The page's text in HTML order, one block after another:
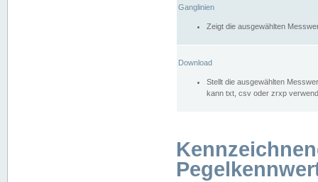
Ganglinien
Zeigt die ausgewählten
Download
Stellt die ausgewählten
kann txt, csv oder zrxp